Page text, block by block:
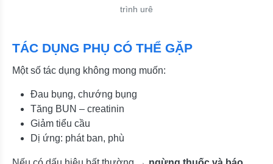
trình urê
TÁC DỤNG PHỤ CÓ THỂ GẶP
Một số tác dụng không mong muốn:
Đau bụng, chướng bụng
Tăng BUN – creatinin
Giảm tiểu cầu
Dị ứng: phát ban, phù